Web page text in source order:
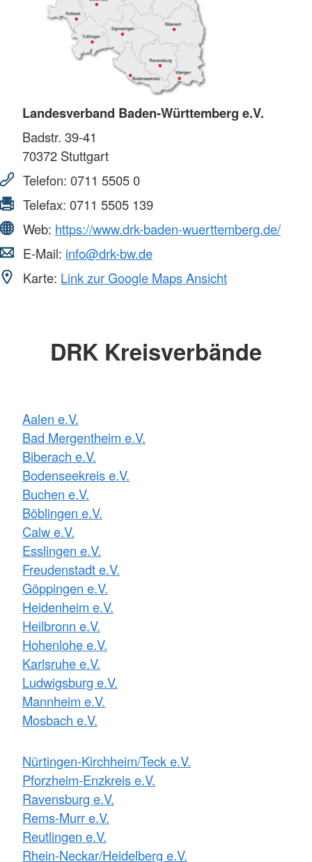
Landesverband Baden-Württemberg e.V.
Badstr. 39-41
70372 Stuttgart
Telefon: 0711 5505 0
Telefax: 0711 5505 139
Web: https://www.drk-baden-wuerttemberg.de/
E-Mail: info@drk-bw.de
Karte: Link zur Google Maps Ansicht
DRK Kreisverbände
Aalen e.V.
Bad Mergentheim e.V.
Biberach e.V.
Bodenseekreis e.V.
Buchen e.V.
Böblingen e.V.
Calw e.V.
Esslingen e.V.
Freudenstadt e.V.
Göppingen e.V.
Heidenheim e.V.
Heilbronn e.V.
Hohenlohe e.V.
Karlsruhe e.V.
Ludwigsburg e.V.
Mannheim e.V.
Mosbach e.V.
Nürtingen-Kirchheim/Teck e.V.
Pforzheim-Enzkreis e.V.
Ravensburg e.V.
Rems-Murr e.V.
Reutlingen e.V.
Rhein-Neckar/Heidelberg e.V.